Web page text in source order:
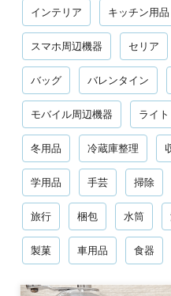
インテリア キッチン用品
スマホ周辺機器 セリア
バッグ バレンタイン
モバイル周辺機器 ライト
冬用品 冷蔵庫整理
学用品 手芸 掃除
旅行 梱包 水筒
製菓 車用品 食器